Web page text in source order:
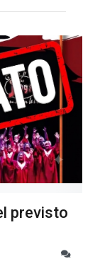
previsto